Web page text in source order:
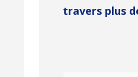
travers plus